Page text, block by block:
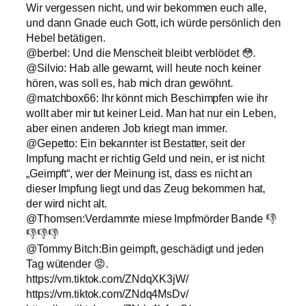
Wir vergessen nicht, und wir bekommen euch alle,
und dann Gnade euch Gott, ich würde persönlich den
Hebel betätigen.
@berbel: Und die Menscheit bleibt verblödet 😳.
@Silvio: Hab alle gewarnt, will heute noch keiner
hören, was soll es, hab mich dran gewöhnt.
@matchbox66: Ihr könnt mich Beschimpfen wie ihr
wollt aber mir tut keiner Leid. Man hat nur ein Leben,
aber einen anderen Job kriegt man immer.
@Gepetto: Ein bekannter ist Bestatter, seit der
Impfung macht er richtig Geld und nein, er ist nicht
„Geimpft“, wer der Meinung ist, dass es nicht an
dieser Impfung liegt und das Zeug bekommen hat,
der wird nicht alt.
@Thomsen:Verdammte miese Impfmörder Bande 👎
👎👎👎
@Tommy Bitch:Bin geimpft, geschädigt und jeden
Tag wütender 😡.
https://vm.tiktok.com/ZNdqXK3jW/
https://vm.tiktok.com/ZNdq4MsDv/